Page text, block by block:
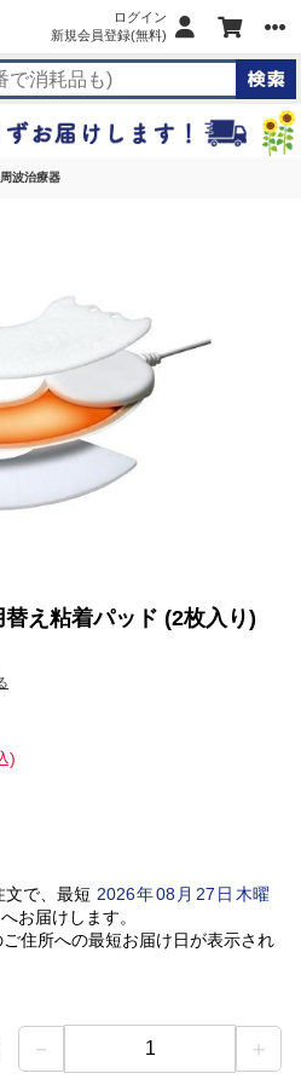
ログイン
新規会員登録(無料)
波治療器
え粘着パッド (2枚入り)
)
文で、最短 2026年08 月 27 日木曜
へお届けします。
住所への最短お届け日が表示され
－ 1 ＋